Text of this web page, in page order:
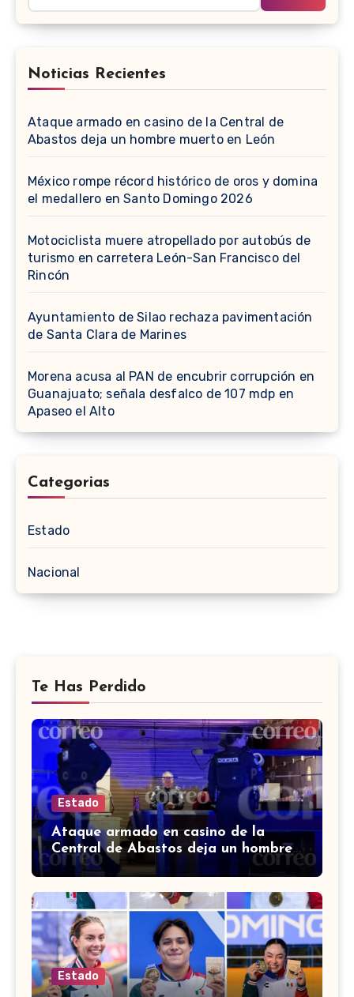
Noticias Recientes
Ataque armado en casino de la Central de
Abastos deja un hombre muerto en León
México rompe récord histórico de oros y domina
el medallero en Santo Domingo 2026
Motociclista muere atropellado por autobús de
turismo en carretera León-San Francisco del
Rincón
Ayuntamiento de Silao rechaza pavimentación
de Santa Clara de Marines
Morena acusa al PAN de encubrir corrupción en
Guanajuato; señala desfalco de 107 mdp en
Apaseo el Alto
Categorias
Estado
Nacional
Te Has Perdido
Estado
Ataque armado en casino de la
Central de Abastos deja un hombre
muerto en León
Estado